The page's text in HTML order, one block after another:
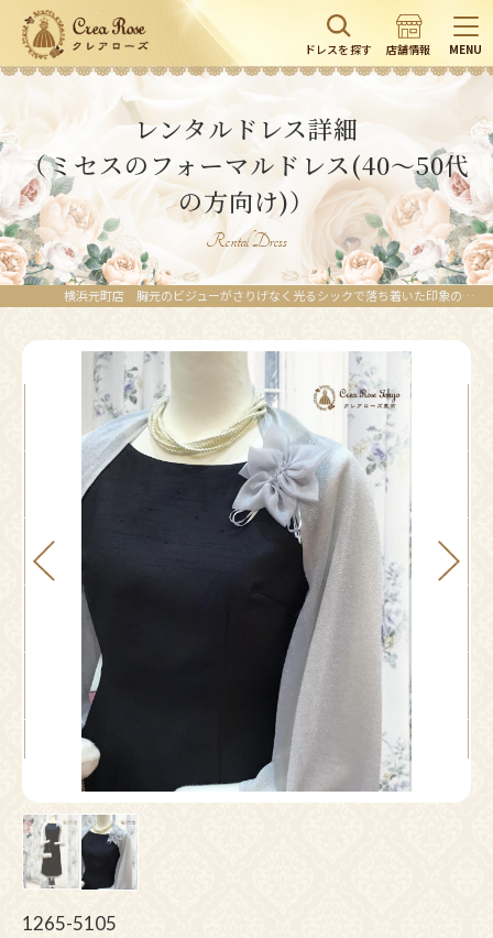
ドレスを探す 店舗情報 MENU
レンタルドレス詳細
（ミセスのフォーマルドレス(40～50代
の方向け)）
Rental Dress
横浜元町店 胸元のビジューがさりげなく光るシックで落ち着いた印象のブラックドレスと控えめで上品なシルバーボレロのセット【スナイデルブラックドレス -シルバーロングボレロ】 結婚式お呼ばれドレス 親族ドレスに
1265-5105